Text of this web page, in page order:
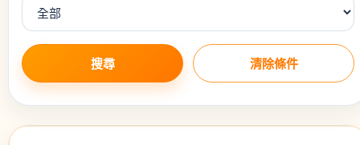
搜尋 清除條件